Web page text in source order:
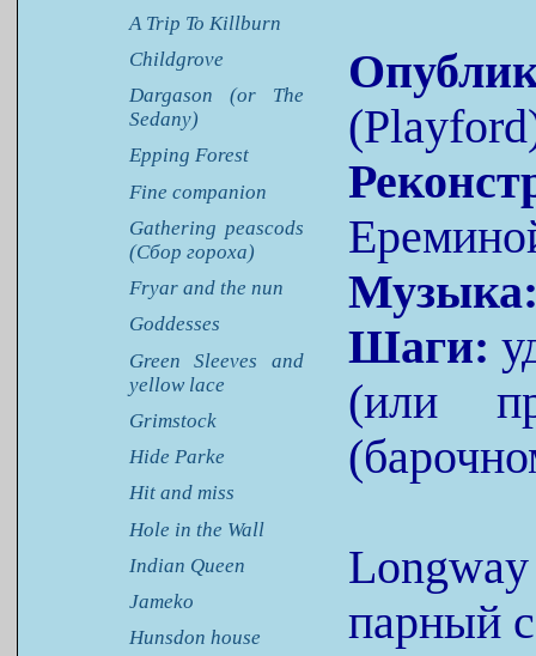
A Trip To Killburn
Childgrove
Dargason (or The
Sedany)
Epping Forest
Fine companion
Gathering peascods
(Сбор гороха)
Fryar and the nun
Goddesses
Green Sleeves and
yellow lace
Grimstock
Hide Parke
Hit and miss
Hole in the Wall
Indian Queen
Jameko
Hunsdon house
Шаги:
(или
парный